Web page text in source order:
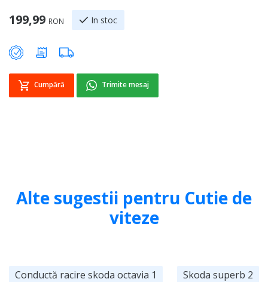
199,99 RON In stoc
Cumpără Trimite mesaj
Alte sugestii pentru Cutie de
viteze
Conductă racire skoda octavia 1 Skoda superb 2